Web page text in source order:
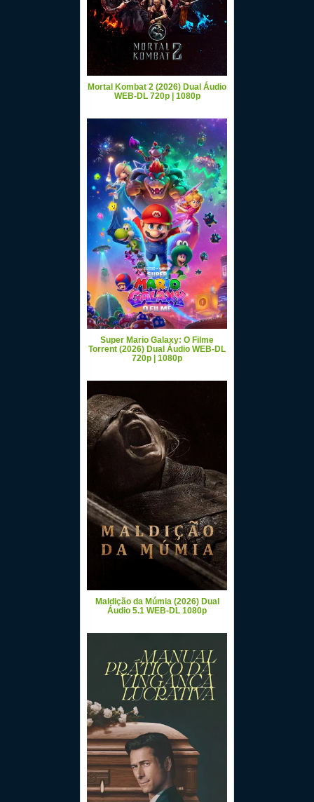
Mortal Kombat 2 (2026) Dual Áudio
WEB-DL 720p | 1080p
Super Mario Galaxy: O Filme
Torrent (2026) Dual Áudio WEB-DL
720p | 1080p
Maldição da Múmia (2026) Dual
Áudio 5.1 WEB-DL 1080p